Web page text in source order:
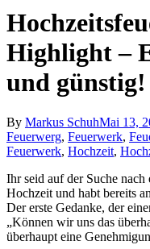
Highlight –
und günstig!
By Markus SchuhMai 13,
Feuerwerg, Feuerwerk,
Feuerwerk, Hochzeit,
Ihr seid auf der Suche
Hochzeit und habt bereits
Der erste Gedanke, der
„Können wir uns das
überhaupt eine